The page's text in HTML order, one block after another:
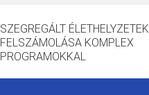
SZEGREGÁLT ÉLETHELYZETEK
FELSZÁMOLÁSA KOMPLEX
PROGRAMOKKAL